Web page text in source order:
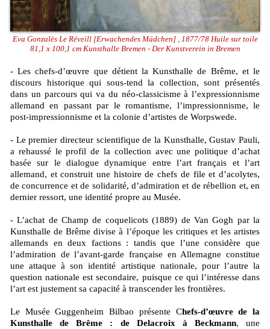
Eva Gonzalès Le Réveill [Erwachendes Mädchen] , 1877/78 Huile sur toile
81,1 x 100,1 cm Kunsthalle Bremen - Der Kunstverein in Bremen
- Les chefs-d’œuvre que détient la Kunsthalle de Brême, et le
discours historique qui sous-tend la collection, sont présentés
dans un parcours qui va du néo-classicisme à l’expressionnisme
allemand en passant par le romantisme, l’impressionnisme, le
post-impressionnisme et la colonie d’artistes de Worpswede.
- Le premier directeur scientifique de la Kunsthalle, Gustav Pauli,
a rehaussé le profil de la collection avec une politique d’achat
basée sur le dialogue dynamique entre l’art français et l’art
allemand, et construit une histoire de chefs de file et d’acolytes,
de concurrence et de solidarité, d’admiration et de rébellion et, en
dernier ressort, une identité propre au Musée.
- L’achat de Champ de coquelicots (1889) de Van Gogh par la
Kunsthalle de Brême divise à l’époque les critiques et les artistes
allemands en deux factions : tandis que l’une considère que
l’admiration de l’avant-garde française en Allemagne constitue
une attaque à son identité artistique nationale, pour l’autre la
question nationale est secondaire, puisque ce qui l’intéresse dans
l’art est justement sa capacité à transcender les frontières.
Le Musée Guggenheim Bilbao présente Chefs-d’œuvre de la
Kunsthalle de Brême : de Delacroix à Beckmann, une